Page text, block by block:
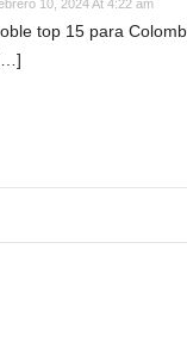
10, 2024 At 4:22 am
top 15 para